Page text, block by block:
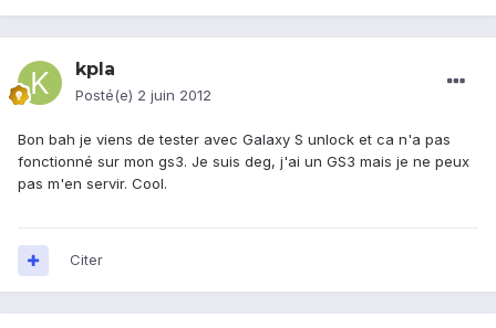
kpla
Posté(e) 2 juin 2012
Bon bah je viens de tester avec Galaxy S unlock et ca n'a pas
fonctionné sur mon gs3. Je suis deg, j'ai un GS3 mais je ne peux
pas m'en servir. Cool.
Citer